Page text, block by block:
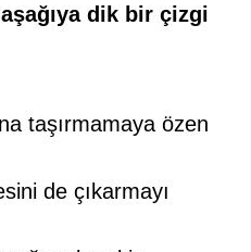
dik bir çizgi
taşırmamaya özen
de çıkarmayı